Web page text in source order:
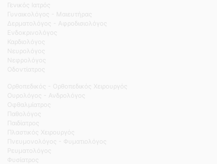
Γενικός Ιατρός
Γυναικολόγος - Μαιευτήρας
Δερματολόγος - Αφροδισιολόγος
Ενδοκρινολόγος
Καρδιολόγος
Νευρολόγος
Νεφρολόγος
Οδοντίατρος
Ορθοπεδικός - Ορθοπεδικός Χειρουργός
Ουρολόγος - Ανδρολόγος
Οφθαλμίατρος
Παθολόγος
Παιδίατρος
Πλαστικός Χειρουργός
Πνευμονολόγος - Φυματιολόγος
Ρευματολόγος
Φυσίατρος